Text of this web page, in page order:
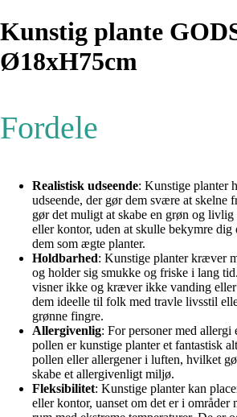
Kunstig plante
Ø18xH75cm
Fordele
Realistisk udseende: Kunstige planter
udseende, der gør dem svære at skelne
gør det muligt at skabe en grøn og
eller kontor, uden at skulle bekymre dig
dem som ægte planter.
Holdbarhed: Kunstige planter kræver
og holder sig smukke og friske i lang
visner ikke og kræver ikke vanding
dem ideelle til folk med travle livsstil
grønne fingre.
Allergivenlig: For personer med
pollen er kunstige planter et fantastisk
pollen eller allergener i luften, hvilket
skabe et allergivenligt miljø.
Fleksibilitet: Kunstige planter kan
eller kontor, uanset om det er i områder